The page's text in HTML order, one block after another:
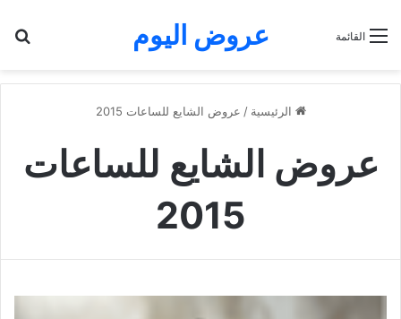
عروض اليوم القائمة
الرئيسية / عروض الشايع للساعات 2015
عروض الشايع للساعات
2015